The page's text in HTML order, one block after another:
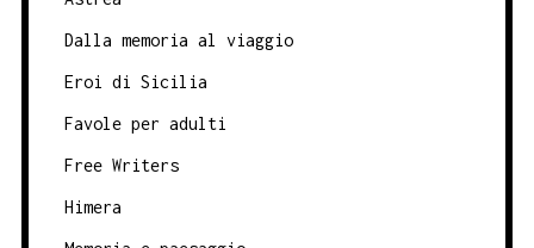
Dalla memoria al viaggio
Eroi di Sicilia
Favole per adulti
Free Writers
Himera